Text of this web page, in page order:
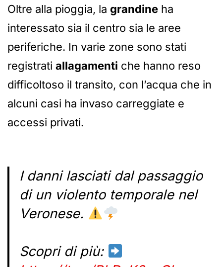
Oltre alla pioggia, la grandine ha
interessato sia il centro sia le aree
periferiche. In varie zone sono stati
registrati allagamenti che hanno reso
difficoltoso il transito, con l’acqua che in
alcuni casi ha invaso carreggiate e
accessi privati.
I danni lasciati dal passaggio
di un violento temporale nel
Veronese.
Scopri di più: